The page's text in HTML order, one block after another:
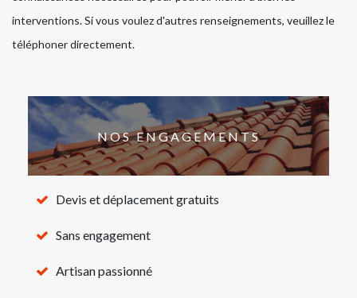
interventions. Si vous voulez d'autres renseignements, veuillez le
téléphoner directement.
NOS ENGAGEMENTS
Devis et déplacement gratuits
Sans engagement
Artisan passionné